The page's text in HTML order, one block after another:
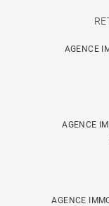
AGENCE
AGENCE
AGENCE